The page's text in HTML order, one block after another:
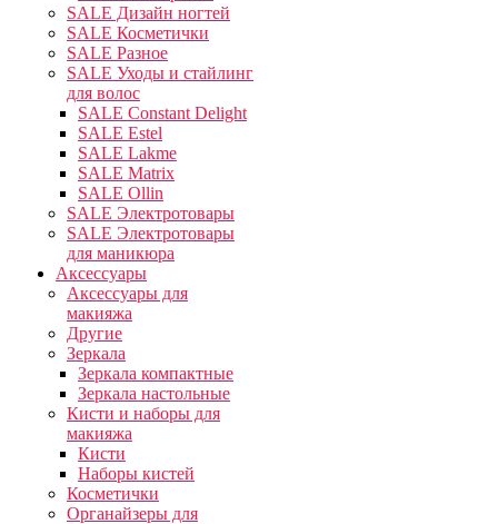
SALE Дизайн ногтей
SALE Косметички
SALE Разное
SALE Уходы и стайлинг
для волос
SALE Constant Delight
SALE Estel
SALE Lakme
SALE Matrix
SALE Ollin
SALE Электротовары
SALE Электротовары
для маникюра
Аксессуары
Аксессуары для
макияжа
Другие
Зеркала
Зеркала компактные
Зеркала настольные
Кисти и наборы для
макияжа
Кисти
Наборы кистей
Косметички
Органайзеры для